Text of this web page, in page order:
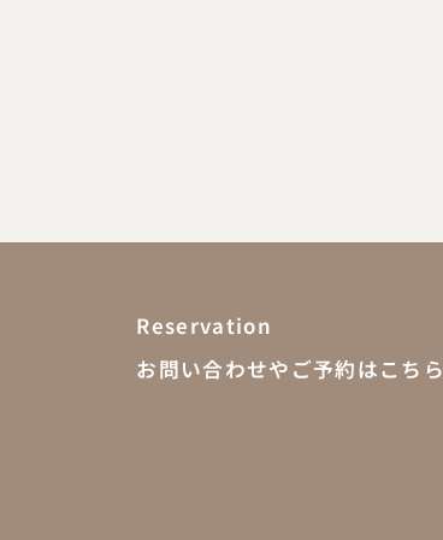
Reservation
お問い合わせやご予約はこちら